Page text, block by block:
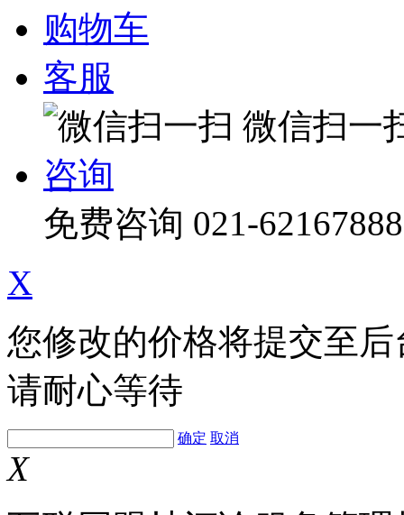
购物车
客服
微信扫一
咨询
免费咨询 021-62167888
X
您修改的价格将提交至
请耐心等待
确定 取消
X